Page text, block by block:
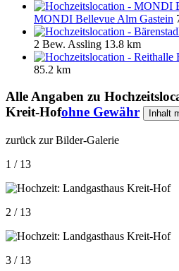
MONDI Bellevue Alm Gastein
2 Bew. Assling 13.8 km
85.2 km
Alle Angaben zu
Kreit-Hofohne Gewähr Inhalt
zurück zur Bilder-Galerie
1 / 13
2 / 13
3 / 13